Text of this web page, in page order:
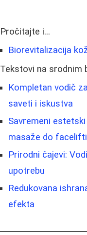
Pročitajte i...
Biorevitalizacija
Tekstovi na srodnim
Kompletan vodič
saveti i iskustva
Savremeni
masaže do
Prirodni čajevi:
upotrebu
Redukovana
efekta